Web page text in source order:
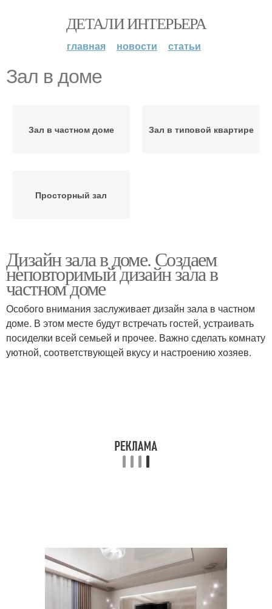
ДЕТАЛИ ИНТЕРЬЕРА
главная новости статьи
Зал в доме
Зал в частном доме Зал в типовой квартире
Просторный зал
Дизайн зала в доме. Создаем
неповторимый дизайн зала в
частном доме
Особого внимания заслуживает дизайн зала в частном
доме. В этом месте будут встречать гостей, устраивать
посиделки всей семьей и прочее. Важно сделать комнату
уютной, соответствующей вкусу и настроению хозяев.